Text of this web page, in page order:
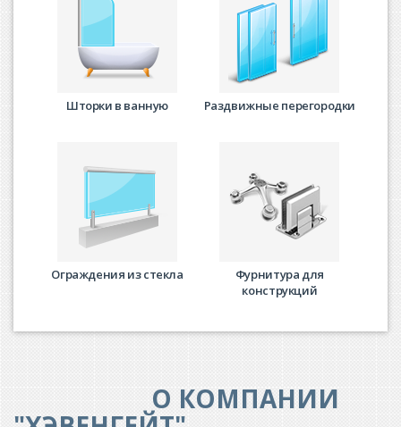
Шторки в ванную Раздвижные перегородки
Ограждения из стекла
Фурнитура для
конструкций
О КОМПАНИИ